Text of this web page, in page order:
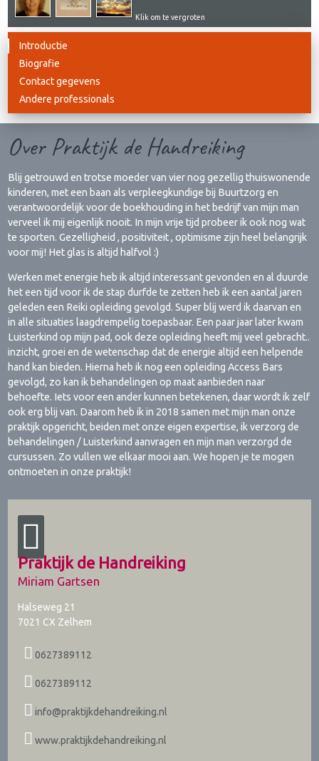
Klik om te vergroten
Introductie
Biografie
Contact gegevens
Andere professionals
Over Praktijk de Handreiking
Blij getrouwd en trotse moeder van vier nog gezellig thuiswonende
kinderen, met een baan als verpleegkundige bij Buurtzorg en
verantwoordelijk voor de boekhouding in het bedrijf van mijn man
verveel ik mij eigenlijk nooit. In mijn vrije tijd probeer ik ook nog wat
te sporten. Gezelligheid , positiviteit , optimisme zijn heel belangrijk
voor mij! Het glas is altijd halfvol :)
Werken met energie heb ik altijd interessant gevonden en al duurde
het een tijd voor ik de stap durfde te zetten heb ik een aantal jaren
geleden een Reiki opleiding gevolgd. Super blij werd ik daarvan en
in alle situaties laagdrempelig toepasbaar. Een paar jaar later kwam
Luisterkind op mijn pad, ook deze opleiding heeft mij veel gebracht..
inzicht, groei en de wetenschap dat de energie altijd een helpende
hand kan bieden. Hierna heb ik nog een opleiding Access Bars
gevolgd, zo kan ik behandelingen op maat aanbieden naar
behoefte. Iets voor een ander kunnen betekenen, daar wordt ik zelf
ook erg blij van. Daarom heb ik in 2018 samen met mijn man onze
praktijk opgericht, beiden met onze eigen expertise, ik verzorg de
behandelingen / Luisterkind aanvragen en mijn man verzorgd de
cursussen. Zo vullen we elkaar mooi aan. We hopen je te mogen
ontmoeten in onze praktijk!
Praktijk de Handreiking
Miriam Gartsen
Halseweg 21
7021 CX Zelhem
0627389112
0627389112
info@praktijkdehandreiking.nl
www.praktijkdehandreiking.nl